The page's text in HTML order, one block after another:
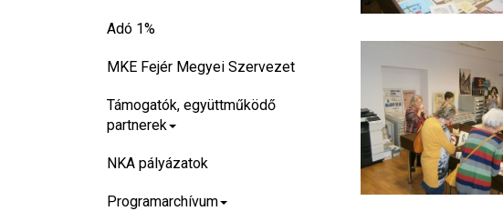
Adó 1%
MKE Fejér Megyei Szervezet
Támogatók, együttműködő
partnerek
NKA pályázatok
Programarchívum